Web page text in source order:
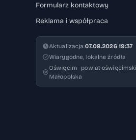
Formularz kontaktowy
Reklama i współpraca
Aktualizacja:07.08.2026 19:37
Wiarygodne, lokalne źródła
Oświęcim · powiat oświęcimski
Małopolska